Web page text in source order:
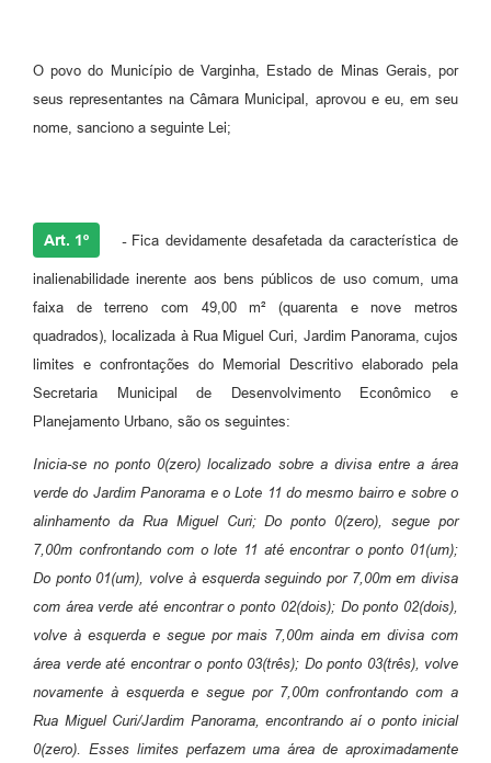
O povo do Município de Varginha, Estado de Minas Gerais, por
seus representantes na Câmara Municipal, aprovou e eu, em seu
nome, sanciono a seguinte Lei;
Art. 1º - Fica devidamente desafetada da característica de
inalienabilidade inerente aos bens públicos de uso comum, uma
faixa de terreno com 49,00 m² (quarenta e nove metros
quadrados), localizada à Rua Miguel Curi, Jardim Panorama, cujos
limites e confrontações do Memorial Descritivo elaborado pela
Secretaria Municipal de Desenvolvimento Econômico e
Planejamento Urbano, são os seguintes:
Inicia-se no ponto 0(zero) localizado sobre a divisa entre a área
verde do Jardim Panorama e o Lote 11 do mesmo bairro e sobre o
alinhamento da Rua Miguel Curi; Do ponto 0(zero), segue por
7,00m confrontando com o lote 11 até encontrar o ponto 01(um);
Do ponto 01(um), volve à esquerda seguindo por 7,00m em divisa
com área verde até encontrar o ponto 02(dois); Do ponto 02(dois),
volve à esquerda e segue por mais 7,00m ainda em divisa com
área verde até encontrar o ponto 03(três); Do ponto 03(três), volve
novamente à esquerda e segue por 7,00m confrontando com a
Rua Miguel Curi/Jardim Panorama, encontrando aí o ponto inicial
0(zero). Esses limites perfazem uma área de aproximadamente